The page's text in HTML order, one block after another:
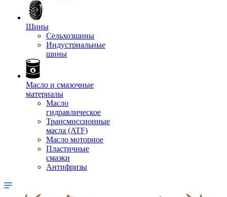
Шины
Сельхозшины
Индустриальные
шины
Масло и смазочные
материалы
Масло
гидравлическое
Трансмиссионные
масла (ATF)
Масло моторное
Пластичные
смазки
Антифризы